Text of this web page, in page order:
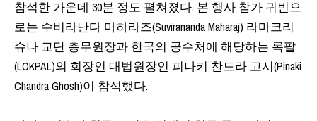
참석한 가운데 30분 정도 펼쳐졌다. 본 행사 참가 귀빈으
로는 수비라난다 마하라즈(Suvirananda Maharaj) 라마크리
슈나 교단 총무원장과 한국의 공수처에 해당하는 록팔
(LOKPAL)의 회장인 대법원장인 피나키 찬드라 고시(Pinaki
Chandra Ghosh)이 참석했다.